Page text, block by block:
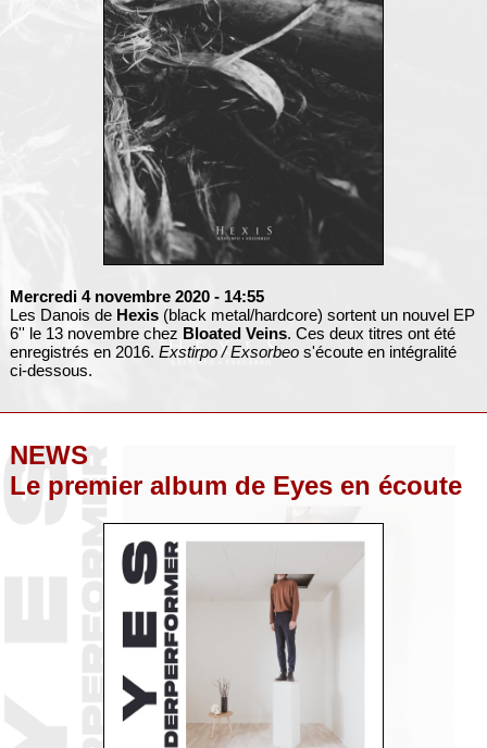
Mercredi 4 novembre 2020 - 14:55
Les Danois de Hexis(black metal/hardcore) sortent un nouvel EP
6'' le 13 novembre chez Bloated Veins. Ces deux titres ont été
enregistrés en 2016. Exstirpo / Exsorbeos'écoute en intégralité
ci-dessous.
NEWS
Le premier album de Eyes en écoute